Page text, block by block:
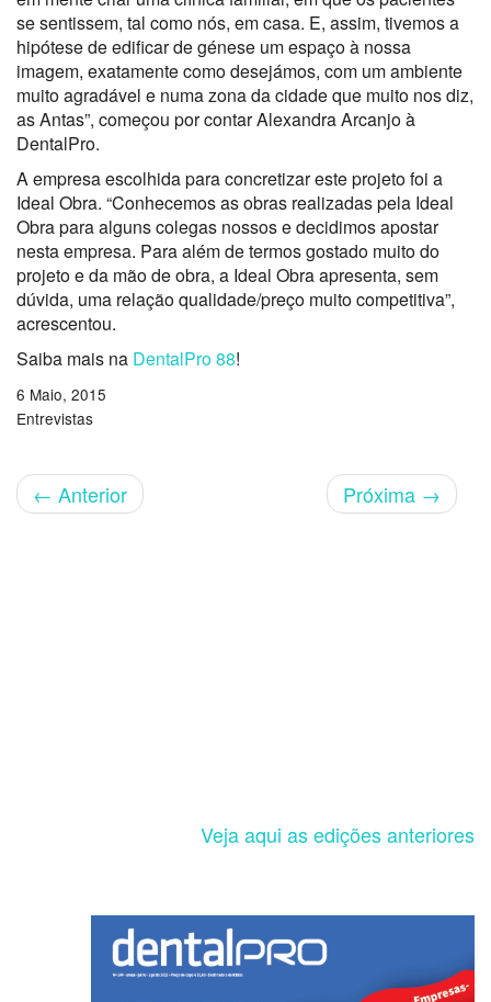
se sentissem, tal como nós, em casa. E, assim, tivemos a
hipótese de edificar de génese um espaço à nossa
imagem, exatamente como desejámos, com um ambiente
muito agradável e numa zona da cidade que muito nos diz,
as Antas”, começou por contar Alexandra Arcanjo à
DentalPro.
A empresa escolhida para concretizar este projeto foi a
Ideal Obra. “Conhecemos as obras realizadas pela Ideal
Obra para alguns colegas nossos e decidimos apostar
nesta empresa. Para além de termos gostado muito do
projeto e da mão de obra, a Ideal Obra apresenta, sem
dúvida, uma relação qualidade/preço muito competitiva”,
acrescentou.
Saiba mais na DentalPro 88!
6 Maio, 2015
Entrevistas
← Anterior Próxima →
Veja aqui as edições anteriores